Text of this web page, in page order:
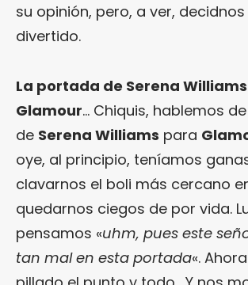
su opinión, pero, a ver,
divertido.
La portada de Serena
Glamour… Chiquis, hablemos
de Serena Williams para
oye, al principio, teníamos
clavarnos el boli más cercano
quedarnos ciegos de por vida.
pensamos «uhm, pues este
tan mal en esta portada«.